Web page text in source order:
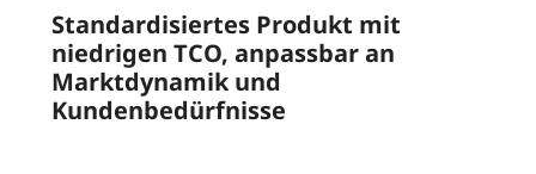
Standardisiertes Produkt mit
niedrigen TCO, anpassbar an
Marktdynamik und
Kundenbedürfnisse